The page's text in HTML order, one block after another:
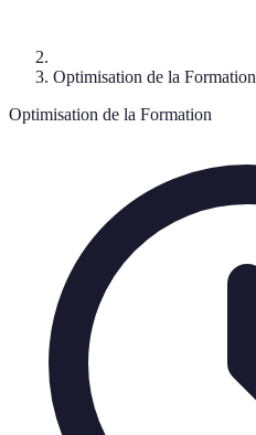
Optimisation de la Formation
Optimisation de la Formation